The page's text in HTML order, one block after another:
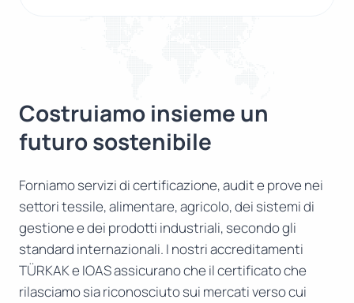
Costruiamo insieme un
futuro sostenibile
Forniamo servizi di certificazione, audit e prove nei
settori tessile, alimentare, agricolo, dei sistemi di
gestione e dei prodotti industriali, secondo gli
standard internazionali. I nostri accreditamenti
TÜRKAK e IOAS assicurano che il certificato che
rilasciamo sia riconosciuto sui mercati verso cui